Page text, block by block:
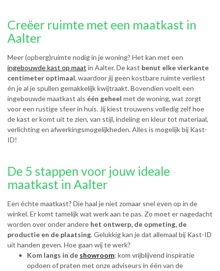
Creëer ruimte met een maatkast in
Aalter
Meer (opberg)ruimte nodig in je woning? Het kan met een
ingebouwde kast op maat in Aalter. De kast benut elke vierkante
centimeter optimaal, waardoor jij geen kostbare ruimte verliest
én je al je spullen gemakkelijk kwijtraakt. Bovendien voelt een
ingebouwde maatkast als één geheel met de woning, wat zorgt
voor een rustige sfeer in huis. Jij kiest trouwens volledig zelf hoe
de kast er komt uit te zien, van stijl, indeling en kleur tot materiaal,
verlichting en afwerkingsmogelijkheden. Alles is mogelijk bij Kast-
ID!
De 5 stappen voor jouw ideale
maatkast in Aalter
Een échte maatkast? Die haal je niet zomaar snel even op in de
winkel. Er komt tamelijk wat werk aan te pas. Zo moet er nagedacht
worden over onder andere het ontwerp, de opmeting, de
productie en de plaatsing. Gelukkig kan je dat allemaal bij Kast-ID
uit handen geven. Hoe gaan wij te werk?
Kom langs in de showroom: kom vrijblijvend inspiratie
opdoen of praten met onze adviseurs in één van de